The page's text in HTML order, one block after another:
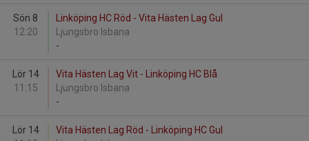
Sön 8
12:20
Linköping HC Röd - Vita Hästen Lag Gul
Ljungsbro Isbana
-
Lör 14
11:15
Vita Hästen Lag Vit - Linköping HC Blå
Ljungsbro Isbana
-
Lör 14
Vita Hästen Lag Röd - Linköping HC Gul